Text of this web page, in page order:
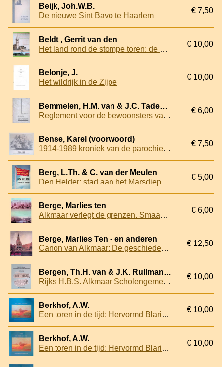
Beijk, Joh.W.B.
De nieuwe Sint Bavo te Haarlem
€ 7,50
Beldt , Gerrit van den
Het land rond de stompe toren: de geschiedenis van Spaarnwoude
€ 10,00
Belonje, J.
Het wildrijk in de Zijpe
€ 10,00
Bemmelen, H.M. van & J.C. Tadema & M. Lugt
Reglement voor de bewoonsters van het Vrouwe en St. Anthonie Gasthuis te Haarlem
€ 6,00
Bense, Karel (voorwoord)
1914-1989 kroniek van de parochie van de heilige Clemens Maria Hofbauer te Hilversum
€ 7,50
Berg, L.Th. & C. van der Meulen
Den Helder: stad aan het Marsdiep
€ 5,00
Berge, Marlies ten
Alkmaar verlegt de grenzen. Smaakverandering in de negentiende eeuw
€ 6,00
Berge, Marlies Ten - en anderen
Canon van Alkmaar: De geschiedenis van Alkmaar in 40 verhalen
€ 12,50
Bergen, Th.H. van & J.K. Rullmann & C.M. Sepp
Rijks H.B.S. Alkmaar Scholengemeenschap Noord-Kennemerland 1867-1992
€ 10,00
Berkhof, A.W.
Een toren in de tijd: Hervormd Blaricum tussen gisteren en morgen: 400 jaar Gemeente - 600 jaar Kerk
€ 10,00
Berkhof, A.W.
Een toren in de tijd: Hervormd Blaricum tussen gisteren en morgen: 400 jaar Gemeente - 600 jaar Kerk
€ 10,00